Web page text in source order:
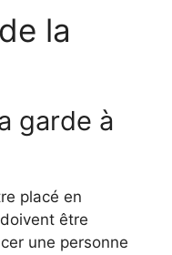
la
garde à
placé en
être
une personne